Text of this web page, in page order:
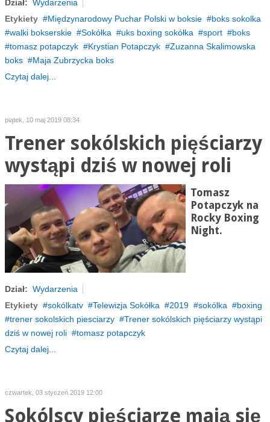
Dział: Wydarzenia
Etykiety
Międzynarodowy Puchar Polski w boksie
boks sokolka
walki bokserskie
Sokółka uks boxing sokółka sport
boks
tomasz potapczyk
Krystian Potapczyk
Zuzanna Skalimowska
boks
Maja Zubrzycka boks
Czytaj dalej...
piątek, 10 maj 2019 08:34
Trener sokólskich pięściarzy
wystąpi dziś w nowej roli
Tomasz
Potapczyk na
Rocky Boxing
Night.
Dział: Wydarzenia
Etykiety
sokólkatv Telewizja Sokółka 2019 sokólka
boxing
trener sokolskich piesciarzy
Trener sokólskich pięściarzy wystąpi
dziś w nowej roli
tomasz potapczyk
Czytaj dalej...
czwartek, 03 styczeń 2019 12:00
Sokólscy pięściarze mają się